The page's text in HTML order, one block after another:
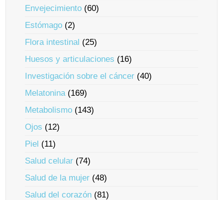
Envejecimiento (60)
Estómago (2)
Flora intestinal (25)
Huesos y articulaciones (16)
Investigación sobre el cáncer (40)
Melatonina(169)
Metabolismo (143)
Ojos (12)
Piel (11)
Salud celular (74)
Salud de la mujer (48)
Salud del corazón (81)